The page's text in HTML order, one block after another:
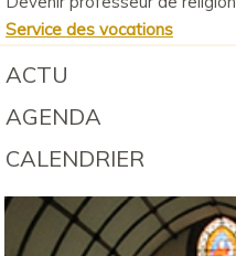
Service des vocations
ACTU
AGENDA
CALENDRIER